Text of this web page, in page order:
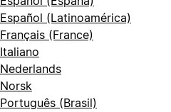
Español (Latinoamérica)
Français (France)
Italiano
Nederlands
Norsk
Português (Brasil)